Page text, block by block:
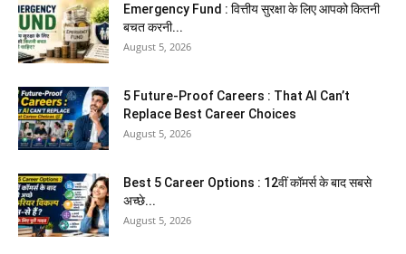
Emergency Fund : वित्तीय सुरक्षा के लिए आपको कितनी
बचत करनी...
August 5, 2026
5 Future-Proof Careers : That AI Can’t
Replace Best Career Choices
August 5, 2026
Best 5 Career Options : 12वीं कॉमर्स के बाद सबसे
अच्छे...
August 5, 2026